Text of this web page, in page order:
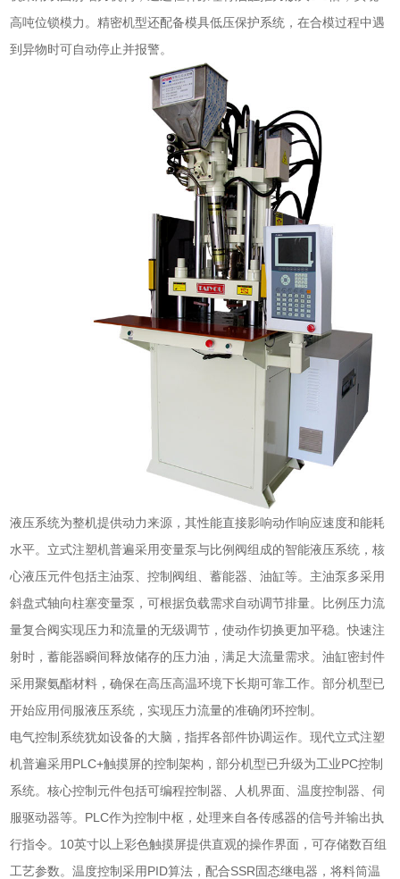
高吨位锁模力。精密机型还配备模具低压保护系统，在合模过程中遇
到异物时可自动停止并报警。
液压系统为整机提供动力来源，其性能直接影响动作响应速度和能耗
水平。立式注塑机普遍采用变量泵与比例阀组成的智能液压系统，核
心液压元件包括主油泵、控制阀组、蓄能器、油缸等。主油泵多采用
斜盘式轴向柱塞变量泵，可根据负载需求自动调节排量。比例压力流
量复合阀实现压力和流量的无级调节，使动作切换更加平稳。快速注
射时，蓄能器瞬间释放储存的压力油，满足大流量需求。油缸密封件
采用聚氨酯材料，确保在高压高温环境下长期可靠工作。部分机型已
开始应用伺服液压系统，实现压力流量的准确闭环控制。
电气控制系统犹如设备的大脑，指挥各部件协调运作。现代立式注塑
机普遍采用PLC+触摸屏的控制架构，部分机型已升级为工业PC控制
系统。核心控制元件包括可编程控制器、人机界面、温度控制器、伺
服驱动器等。PLC作为控制中枢，处理来自各传感器的信号并输出执
行指令。10英寸以上彩色触摸屏提供直观的操作界面，可存储数百组
工艺参数。温度控制采用PID算法，配合SSR固态继电器，将料筒温